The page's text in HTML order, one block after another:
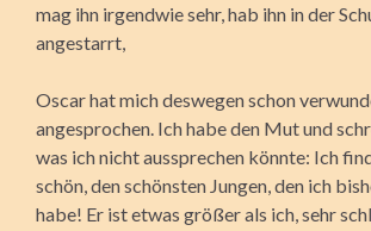
mag ihn irgendwie sehr, hab ihn in der
angestarrt,
Oscar hat mich deswegen schon
angesprochen. Ich habe den Mut und
was ich nicht aussprechen könnte: Ich
schön, den schönsten Jungen, den ich
habe! Er ist etwas größer als ich, sehr